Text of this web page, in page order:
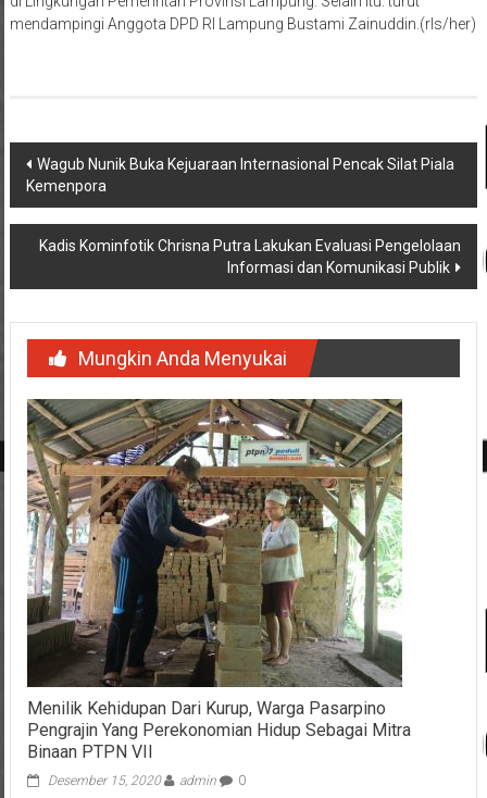
mendampingi Anggota DPD RI Lampung Bustami Zainuddin.(rls/her)
Navigasi
pos
Wagub Nunik Buka Kejuaraan Internasional Pencak Silat Piala
Kemenpora
Kadis Kominfotik Chrisna Putra Lakukan Evaluasi Pengelolaan
Informasi dan Komunikasi Publik
Mungkin Anda Menyukai
Menilik Kehidupan Dari Kurup, Warga Pasarpino
Pengrajin Yang Perekonomian Hidup Sebagai Mitra
Binaan PTPN VII
Desember 15, 2020 admin 0